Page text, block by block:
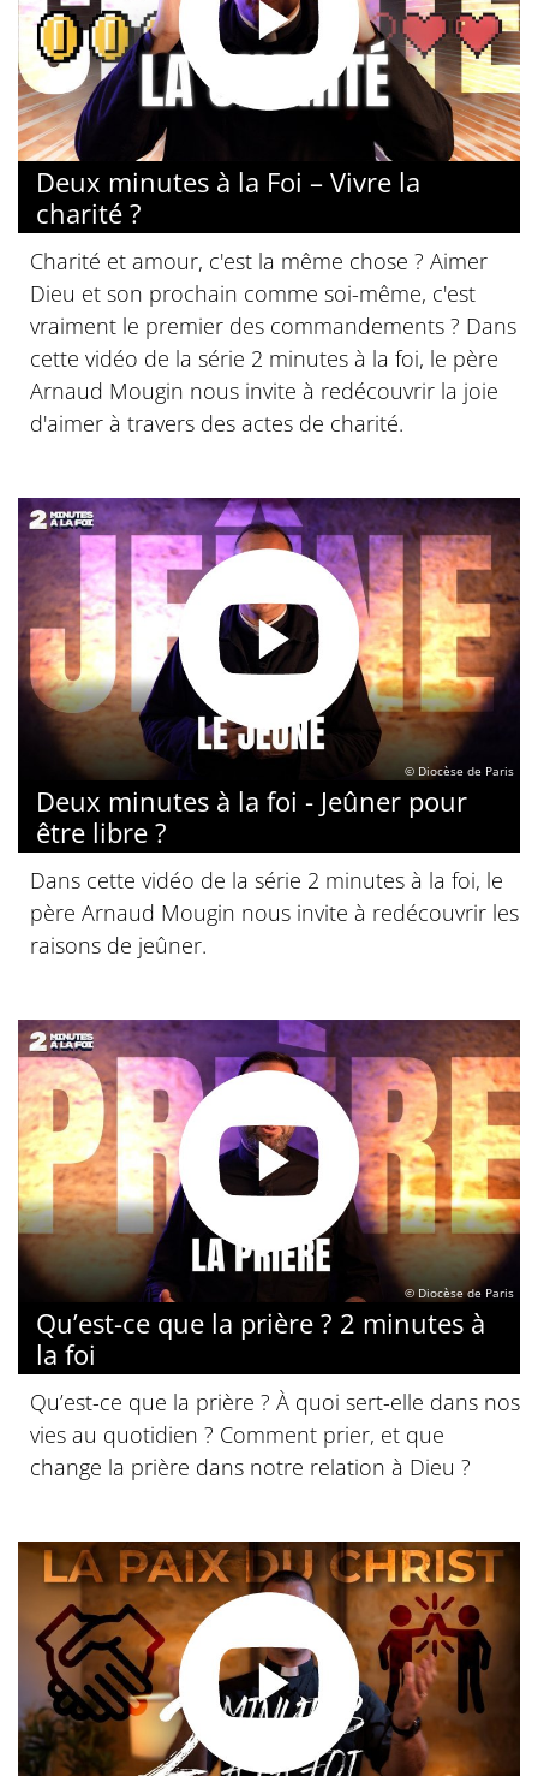
Deux minutes à la Foi – Vivre la
charité ?
Charité et amour, c'est la même chose ? Aimer
Dieu et son prochain comme soi-même, c'est
vraiment le premier des commandements ? Dans
cette vidéo de la série 2 minutes à la foi, le père
Arnaud Mougin nous invite à redécouvrir la joie
d'aimer à travers des actes de charité.
© Diocèse de Paris
Deux minutes à la foi - Jeûner pour
être libre ?
Dans cette vidéo de la série 2 minutes à la foi, le
père Arnaud Mougin nous invite à redécouvrir les
raisons de jeûner.
© Diocèse de Paris
Qu’est-ce que la prière ? 2 minutes à
la foi
Qu’est-ce que la prière ? À quoi sert-elle dans nos
vies au quotidien ? Comment prier, et que
change la prière dans notre relation à Dieu ?